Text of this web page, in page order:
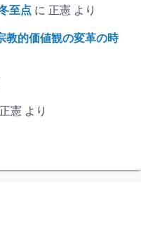
至点 に 正憲 より
教的価値観の変革の時
正憲 より